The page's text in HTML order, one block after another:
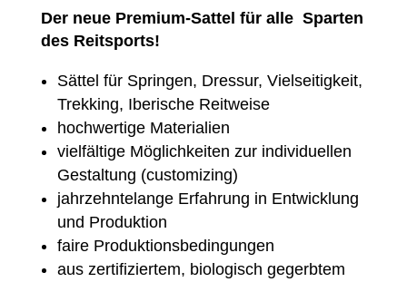
Der neue Premium-Sattel für alle Sparten
des Reitsports!
Sättel für Springen, Dressur, Vielseitigkeit,
Trekking, Iberische Reitweise
hochwertige Materialien
vielfältige Möglichkeiten zur individuellen
Gestaltung (customizing)
jahrzehntelange Erfahrung in Entwicklung
und Produktion
faire Produktionsbedingungen
aus zertifiziertem, biologisch gegerbtem